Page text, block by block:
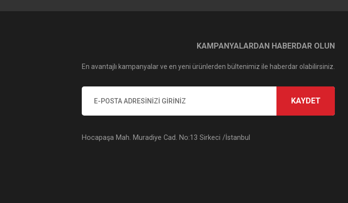
KAMPANYALARDAN HABERDAR OLUN
En avantajlı kampanyalar ve en yeni ürünlerden bültenimiz ile haberdar olabilirsiniz.
KAYDET
Hocapaşa Mah. Muradiye Cad. No:13 Sirkeci /İstanbul